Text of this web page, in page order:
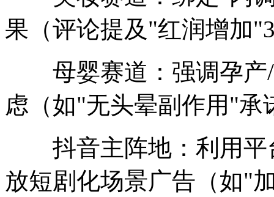
果（评论提及"红润增加
母婴赛道：强调孕产/
虑（如"无头晕副作用"承
抖音主阵地：利用平
放短剧化场景广告（如"